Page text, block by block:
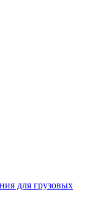
для грузовых